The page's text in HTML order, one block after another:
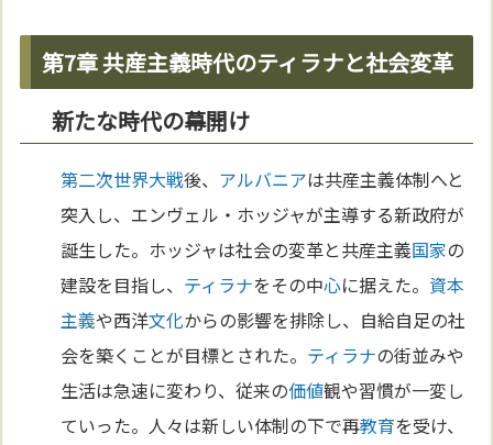
第7章 共産主義時代のティラナと社会変革
新たな時代の幕開け
第二次世界大戦後、 アルバニアは共産主義体制へと
突入し、エンヴェル・ホッジャが主導する新政府が
誕生した。ホッジャは社会の変革と共産主義国家の
建設を目指し、 ティラナをその中心に据えた。 資本
主義や西洋文化からの影響を排除し、自給自足の社
会を築くことが目標とされた。 ティラナの街並みや
生活は急速に変わり、従来の価値観や習慣が一変し
ていった。人々は新しい体制の下で再教育を受け、